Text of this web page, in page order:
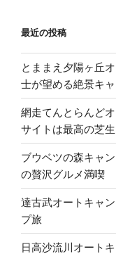
最近の投稿
とままえ夕陽ヶ丘
士が望める絶景キ
網走てんとらんど
サイトは最高の芝
ブウベツの森キャ
の贅沢グルメ満喫
達古武オートキャ
プ旅
日高沙流川オート